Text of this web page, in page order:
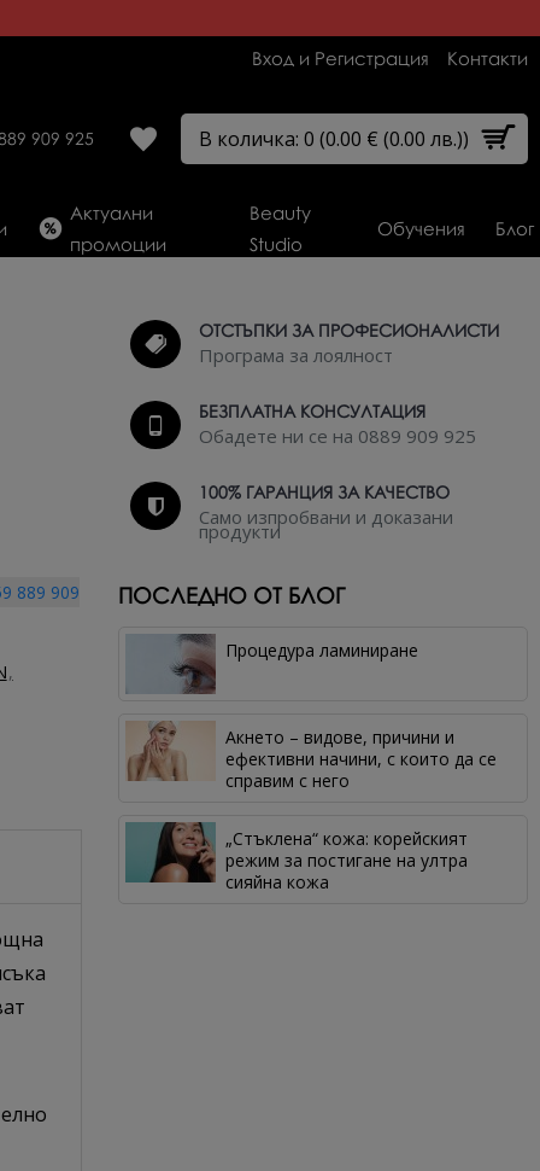
Вход и Регистрация Контакти
909 925 В количка: 0 (0.00 € (0.00 лв.))
Актуални
промоции
Beauty
Studio
Обучения Блог
889 909
ОТСТЪПКИ ЗА ПРОФЕСИОНАЛИСТИ
Програма за лоялност
БЕЗПЛАТНА КОНСУЛТАЦИЯ
Обадете ни се на 0889 909 925
100% ГАРАНЦИЯ ЗА КАЧЕСТВО
Само изпробвани и доказани
продукти
ПОСЛЕДНО ОТ БЛОГ
Процедура ламиниране
Акнето – видове, причини и
ефективни начини, с които да се
справим с него
„Стъклена“ кожа: корейският
режим за постигане на ултра
сияйна кожа